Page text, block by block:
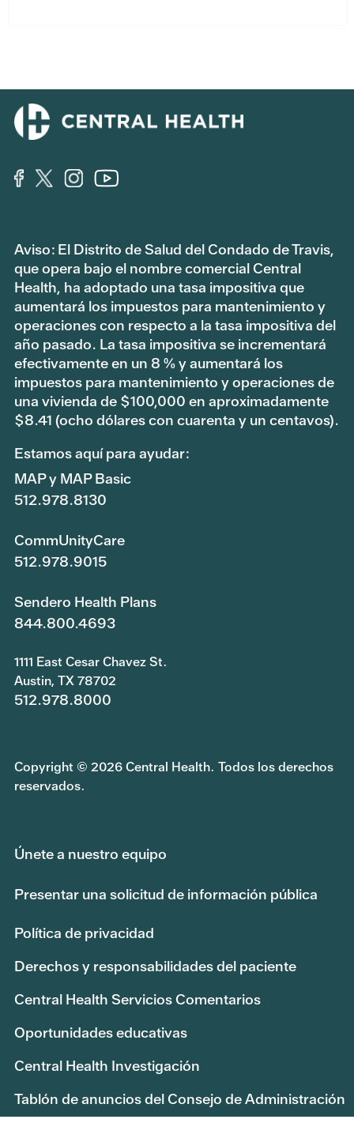
Aviso: El Distrito de Salud del Condado de Travis,
que opera bajo el nombre comercial Central
Health, ha adoptado una tasa impositiva que
aumentará los impuestos para mantenimiento y
operaciones con respecto a la tasa impositiva del
año pasado. La tasa impositiva se incrementará
efectivamente en un 8 % y aumentará los
impuestos para mantenimiento y operaciones de
una vivienda de $100,000 en aproximadamente
$8.41 (ocho dólares con cuarenta y un centavos).
Estamos aquí para ayudar:
MAP y MAP Basic
512.978.8130
CommUnityCare
512.978.9015
Sendero Health Plans
844.800.4693
1111 East Cesar Chavez St.
Austin, TX 78702
512.978.8000
Copyright © 2026 Central Health. Todos los derechos
reservados.
Únete a nuestro equipo
Presentar una solicitud de información pública
Política de privacidad
Derechos y responsabilidades del paciente
Central Health Servicios Comentarios
Oportunidades educativas
Central Health Investigación
Tablón de anuncios del Consejo de Administración